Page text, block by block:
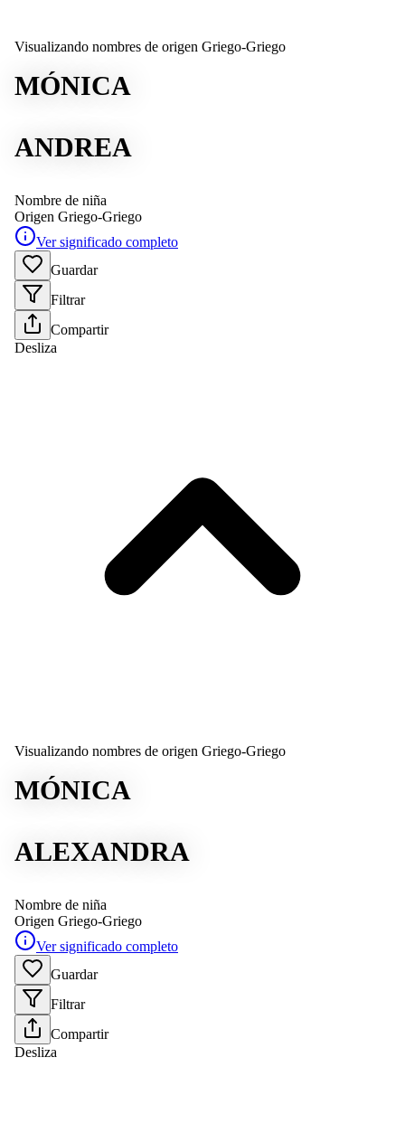
Visualizando nombres de origen Griego-Griego
MÓNICA
ANDREA
Nombre de niña
Origen Griego-Griego
Ver significado completo
Guardar
Filtrar
Compartir
Desliza
Visualizando nombres de origen Griego-Griego
MÓNICA
ALEXANDRA
Nombre de niña
Origen Griego-Griego
Ver significado completo
Guardar
Filtrar
Compartir
Desliza